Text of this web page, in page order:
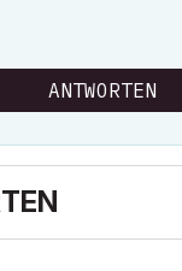
ANTWORTEN